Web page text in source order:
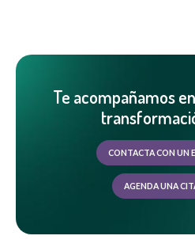
Te acompañamos
CONTACTA CON UN
AGENDA UNA